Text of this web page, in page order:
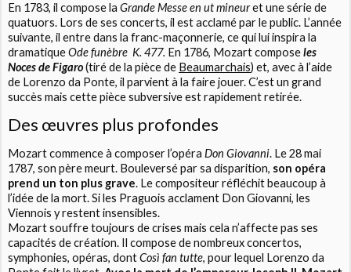
En 1783, il compose laGrande Messe en ut mineuret une série de
quatuors. Lors de ses concerts, il est acclamé par le public. L’année
suivante, il entre dans la franc-maçonnerie, ce qui lui inspira la
dramatiqueOde funèbre K. 477. En 1786, Mozart composeles
Noces de Figaro(tiré de la pièce de Beaumarchais) et, avec à l’aide
de Lorenzo da Ponte, il parvient à la faire jouer. C’est un grand
succès mais cette pièce subversive est rapidement retirée.
Des œuvres plus profondes
Mozart commence à composer l’opéraDon Giovanni. Le 28 mai
1787, son père meurt. Bouleversé par sa disparition, son opéra
prend un ton plus grave. Le compositeur réfléchit beaucoup à
l’idée de la mort. Si les Praguois acclament Don Giovanni, les
Viennois y restent insensibles.
Mozart souffre toujours de crises mais cela n’affecte pas ses
capacités de création. Il compose de nombreux concertos,
symphonies, opéras, dontCosì fan tutte, pour lequel Lorenzo da